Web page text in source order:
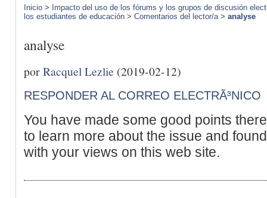
Inicio > Impacto del uso de los fórums y los grupos de discusión
los estudiantes de educación > Comentarios del lector/a> analyse
analyse
porRacquel Lezlie (2019-02-12)
RESPONDER AL CORREO ELECTRÃ³NICO
You have made some good points
to learn more about the issue and
with your views on this web site.